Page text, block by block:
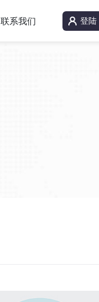
联系我们 登陆